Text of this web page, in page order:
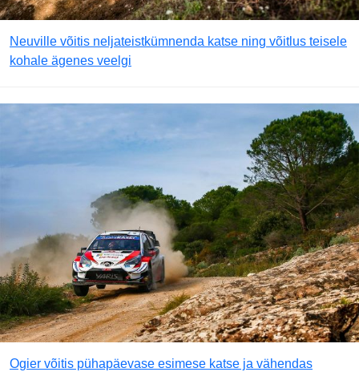
Neuville võitis neljateistkümnenda katse ning võitlus teisele
kohale ägenes veelgi
Ogier võitis pühapäevase esimese katse ja vähendas